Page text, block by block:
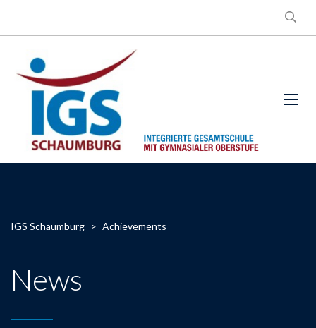
IGS Schaumburg > Achievements
News